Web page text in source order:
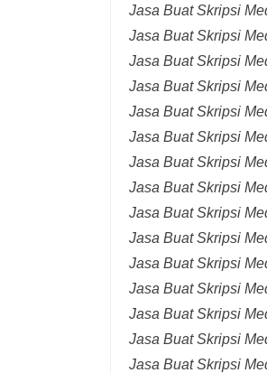
Jasa Buat Skripsi
Jasa Buat Skripsi
Jasa Buat Skripsi
Jasa Buat Skripsi
Jasa Buat Skripsi
Jasa Buat Skripsi
Jasa Buat Skripsi
Jasa Buat Skripsi
Jasa Buat Skripsi
Jasa Buat Skripsi
Jasa Buat Skripsi
Jasa Buat Skripsi
Jasa Buat Skripsi
Jasa Buat Skripsi
Jasa Buat Skripsi